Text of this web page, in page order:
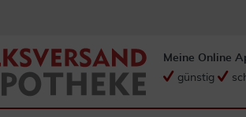
Meine Online
günstig